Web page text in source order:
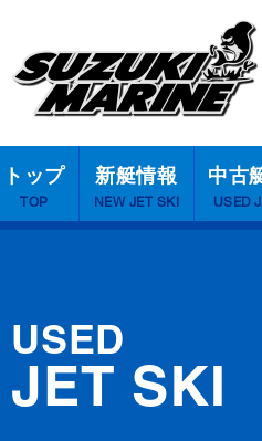
トップ
TOP
新艇情報
NEW JET SKI
中古
USED
USED
JET SKI